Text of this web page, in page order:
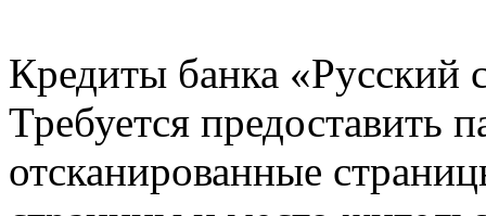
Кредиты банка «Русский
Требуется предоставить
отсканированные